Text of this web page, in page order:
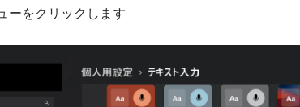
ーをクリックします